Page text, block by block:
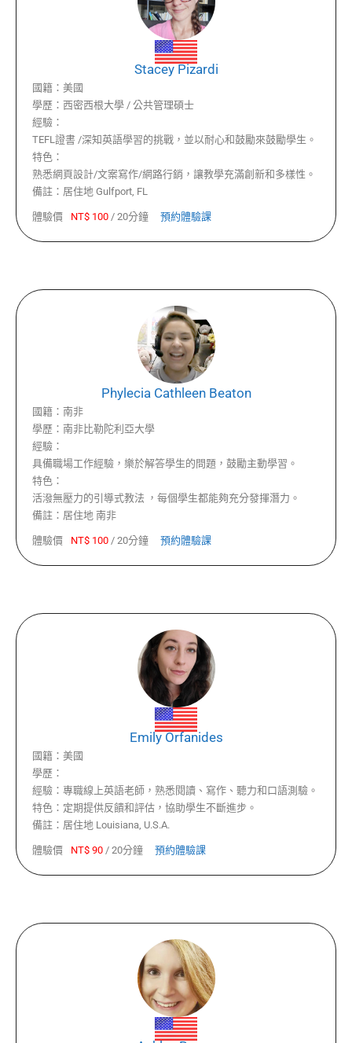
Stacey Pizardi
國籍： 美國
學歷： 西密西根大學 / 公共管理碩士
經驗：
TEFL證書 /深知英語學習的挑戰，並以耐心和鼓勵來鼓勵學生。
特色：
熟悉網頁設計/文案寫作/網路行銷，讓教學充滿創新和多樣性。
備註： 居住地 Gulfport, FL
體驗價 NT$ 100 / 20分鐘 預約體驗課
Phylecia Cathleen Beaton
國籍： 南非
學歷： 南非比勒陀利亞大學
經驗：
具備職場工作經驗，樂於解答學生的問題，鼓勵主動學習。
特色：
活潑無壓力的引導式教法 ，每個學生都能夠充分發揮潛力。
備註： 居住地 南非
體驗價 NT$ 100 / 20分鐘 預約體驗課
Emily Orfanides
國籍： 美國
學歷：
經驗： 專職線上英語老師，熟悉閱讀、寫作、聽力和口語測驗。
特色： 定期提供反饋和評估，協助學生不斷進步。
備註： 居住地 Louisiana, U.S.A.
體驗價 NT$ 90 / 20分鐘 預約體驗課